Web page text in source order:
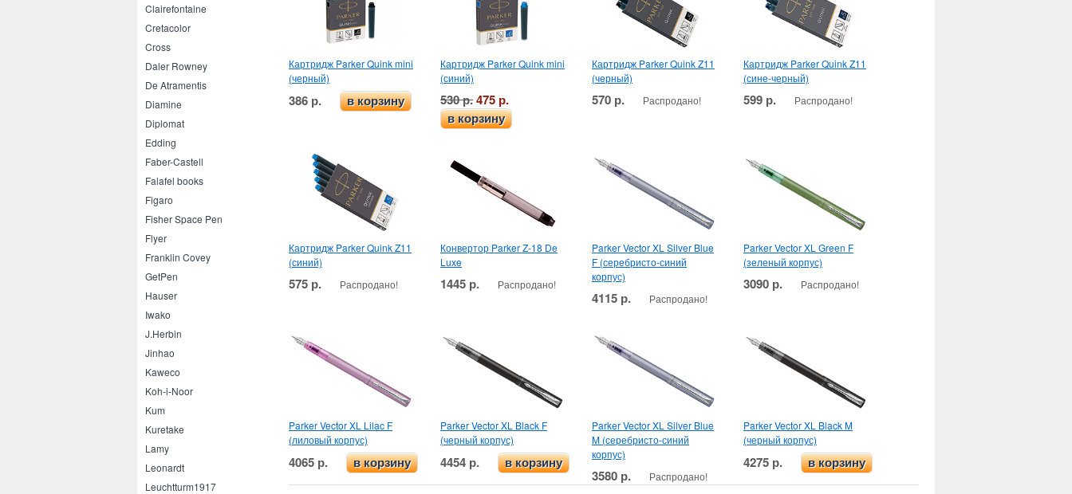
Clairefontaine
Cretacolor
Cross
Daler Rowney
De Atramentis
Diamine
Diplomat
Edding
Faber-Castell
Falafel books
Figaro
Fisher Space Pen
Flyer
Franklin Covey
GetPen
Hauser
Iwako
J.Herbin
Jinhao
Kaweco
Koh-i-Noor
Kum
Kuretake
Lamy
Leonardt
Leuchtturm1917
Картридж Parker Quink mini
(черный)
386 р. в корзину
Картридж Parker Quink mini
(синий)
530 р.475 р.
в корзину
Картридж Parker Quink Z11
(черный)
570 р. Распродано!
Картридж Parker Quink Z11
(сине-черный)
599 р. Распродано!
Картридж Parker Quink Z11
(синий)
575 р. Распродано!
Конвертор Parker Z-18 De
Luxe
1445 р. Распродано!
Parker Vector XL Silver Blue
F (серебристо-синий
корпус)
4115 р. Распродано!
Parker Vector XL Green F
(зеленый корпус)
3090 р. Распродано!
Parker Vector XL Lilac F
(лиловый корпус)
4065 р. в корзину
Parker Vector XL Black F
(черный корпус)
4454 р. в корзину
Parker Vector XL Silver Blue
M (серебристо-синий
корпус)
3580 р. Распродано!
Parker Vector XL Black M
(черный корпус)
4275 р. в корзину